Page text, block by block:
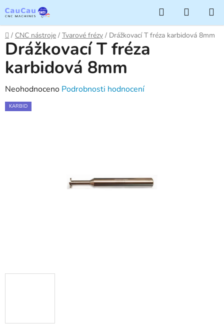
na
obsah
Hledat
KOŠÍK
Domů
/ CNC nástroje / Tvarové frézy / Drážkovací T fréza karbidová 8mm
Drážkovací T fréza
karbidová 8mm
Průměrné
hodnocení
Neohodnoceno Podrobnosti hodnocení
KARBID